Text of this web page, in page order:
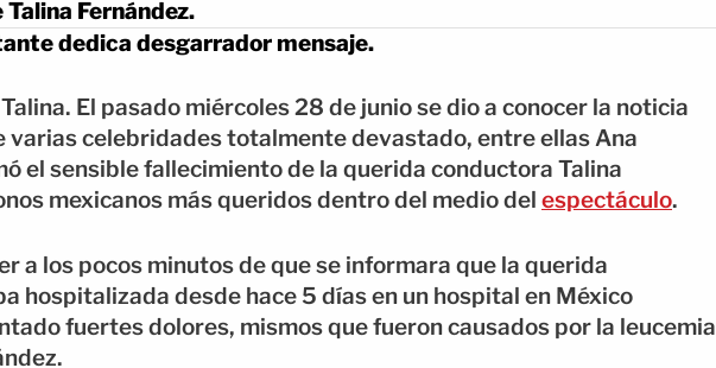
Fernández.
dedica desgarrador mensaje.
El pasado miércoles 28 de junio se dio a conocer la noticia
varias celebridades totalmente devastado, entre ellas Ana
el sensible fallecimiento de la querida conductora Talina
mexicanos más queridos dentro del medio del espectáculo.
a los pocos minutos de que se informara que la querida
hospitalizada desde hace 5 días en un hospital en México
fuertes dolores, mismos que fueron causados por la leucemia